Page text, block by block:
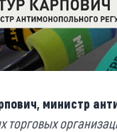
министр
торговых